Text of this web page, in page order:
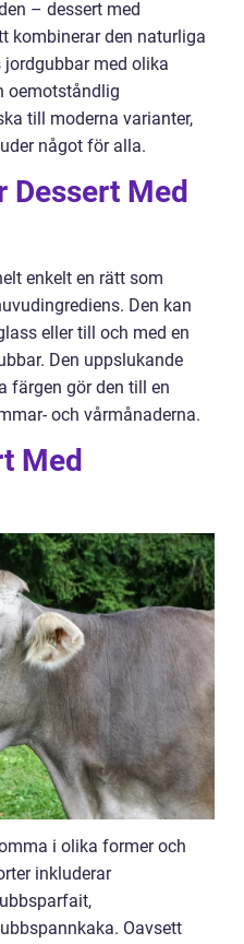
– dessert med
kombinerar den naturliga
med olika
oemotståndlig
till moderna varianter,
något för alla.
Dessert Med
enkelt en rätt som
Den kan
eller till och med en
Den uppslukande
färgen gör den till en
och vårmånaderna.
Med
i olika former och
inkluderar
Oavsett